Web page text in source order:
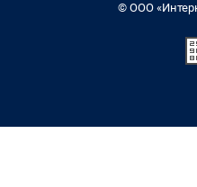
© ООО